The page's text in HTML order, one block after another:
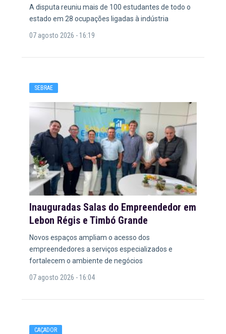
A disputa reuniu mais de 100 estudantes de todo o
estado em 28 ocupações ligadas à indústria
07 agosto 2026 - 16:19
SEBRAE
Inauguradas Salas do Empreendedor em
Lebon Régis e Timbó Grande
Novos espaços ampliam o acesso dos
empreendedores a serviços especializados e
fortalecem o ambiente de negócios
07 agosto 2026 - 16:04
CAÇADOR